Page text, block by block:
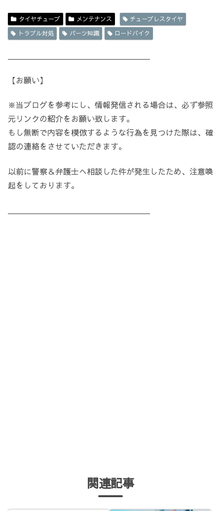
タイヤチューブ メンテナンス
チューブレスタイヤ
トラブル対処
パーツ知識 ロードバイク
【お願い】
※当ブログを参考にし、情報発信される場合は、必ず参照
元リンクの紹介をお願い致します。
もし無断で内容を模倣するような行為を見つけた際は、確
認の連絡をさせていただきます。
以前に警察＆弁護士へ相談した件が発生したため、注意喚
起をしております。
関連記事